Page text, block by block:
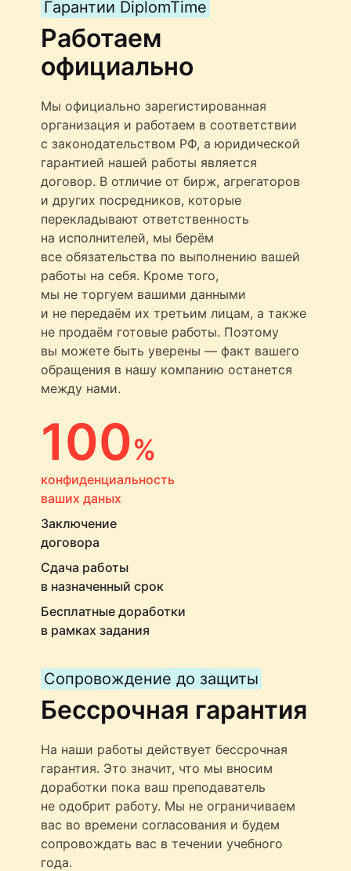
Гарантии DiplomTime
Работаем
официально
Мы официально зарегистированная
организация и работаем в соответствии
с законодательством РФ, а юридической
гарантией нашей работы является
договор. В отличие от бирж, агрегаторов
и других посредников, которые
перекладывают ответственность
на исполнителей, мы берём
все обязательства по выполнению вашей
работы на себя. Кроме того,
мы не торгуем вашими данными
и не передаём их третьим лицам, а также
не продаём готовые работы. Поэтому
вы можете быть уверены — факт вашего
обращения в нашу компанию останется
между нами.
100%
конфиденциальность
ваших даных
Заключение
договора
Сдача работы
в назначенный срок
Бесплатные доработки
в рамках задания
Сопровождение до защиты
Бессрочная гарантия
На наши работы действует бессрочная
гарантия. Это значит, что мы вносим
доработки пока ваш преподаватель
не одобрит работу. Мы не ограничиваем
вас во времени согласования и будем
сопровождать вас в течении учебного
года.